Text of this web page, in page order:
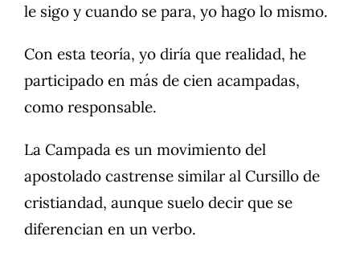
le sigo y cuando se para, yo hago lo mismo.
Con esta teoría, yo diría que realidad, he
participado en más de cien acampadas,
como responsable.
La Campada es un movimiento del
apostolado castrense similar al Cursillo de
cristiandad, aunque suelo decir que se
diferencian en un verbo.